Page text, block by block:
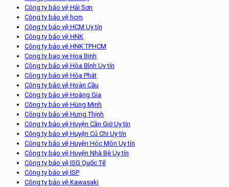
Công ty bảo vệ Hải Sơn
Công ty bảo vệ hcm
Công ty bảo vệ HCM Uy tín
Công ty bảo vệ HNK
Công ty bảo vệ HNK TPHCM
Cong ty bao ve Hoa Binh
Công ty bảo vệ Hòa Bình Uy tín
Công ty bảo vệ Hòa Phát
Công ty bảo vệ Hoàn Cầu
Công ty bảo vệ Hoàng Gia
Công ty bảo vệ Hùng Minh
Công ty bảo vệ Hưng Thịnh
Công ty bảo vệ Huyện Cần Giờ Uy tín
Công ty bảo vệ Huyện Củ Chi Uy tín
Công ty bảo vệ Huyện Hóc Môn Uy tín
Công ty bảo vệ Huyện Nhà Bè Uy tín
Công ty bảo vệ ISG Quốc Tế
Công ty bảo vệ ISP
Công ty bảo vệ Kawasaki